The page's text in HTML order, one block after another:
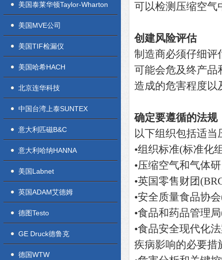
美国泰莱华顿Taylor-Wharton
美国MVE公司
美国TIF检漏仪
美国哈希HACH
北京连华科技
中国台湾上泰SUNTEX
意大利匹磁B&C
意大利哈纳HANNA
美国Labnet
英国ADAM艾德姆
德图Testo
GE Druck德鲁克
德国WTW
可以检测压缩空气
创建风险评估
制造商必须仔细评
可能会危及终产品
造成的危害程度以
确定要遵循的法规
以下组织包括适
•组织标准(标准化
•压缩空气和气体
•英国零售财团
•安全质量食品协
•食品和药品管理
•食品安全现代化
疾病影响的必要措